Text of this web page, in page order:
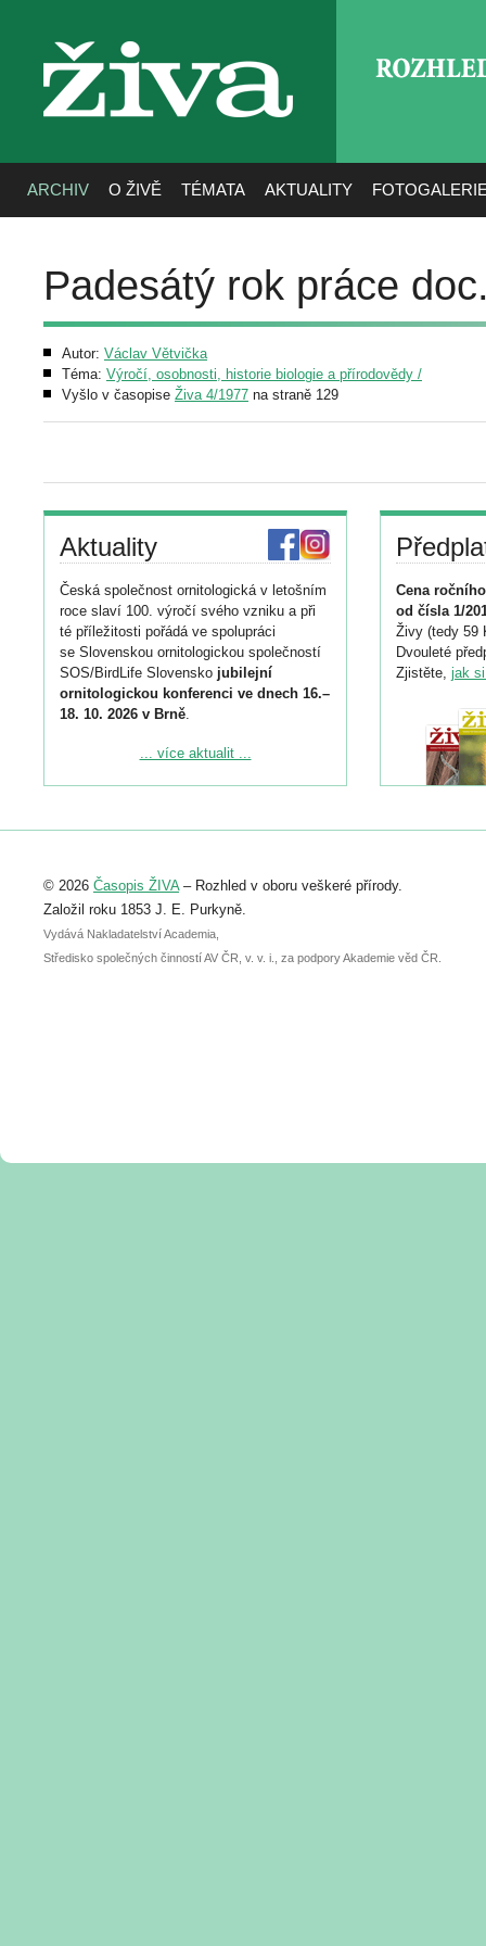
živa
ARCHIV O ŽIVĚ TÉMATA AKTUALITY
Padesátý rok práce
Autor: Václav Větvička
Téma: Výročí, osobnosti, historie biologie a přírodovědy /
Vyšlo v časopise Živa 4/1977 na straně 129
Aktuality
Česká společnost ornitologická v letošním
roce slaví 100. výročí svého vzniku a při
té příležitosti pořádá ve spolupráci
se Slovenskou ornitologickou společností
SOS/BirdLife Slovensko jubilejní
ornitologickou konferenci ve dnech 16.–
18. 10. 2026 v Brně.
Podrobnější informace ke konferenci
Registrovat se můžete do 6. září.
abstraktu přihlášené přednášky nebo
posteru je už 30. června.
... více aktualit ...
Cena
od čísla 1/
Živy (tedy 59
Dvouleté
Zjistěte, jak
© 2026 Časopis ŽIVA– Rozhled v oboru veškeré přírody.
Založil roku 1853 J. E. Purkyně.
Vydává Nakladatelství Academia,
Středisko společných činností AV ČR, v. v. i., za podpory Akademie věd ČR.